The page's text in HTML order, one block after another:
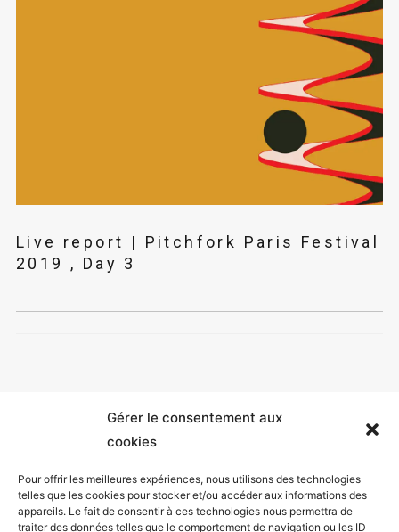
Gérer le consentement aux
cookies
Pour offrir les meilleures expériences, nous utilisons des technologies
telles que les cookies pour stocker et/ou accéder aux informations des
appareils. Le fait de consentir à ces technologies nous permettra de
traiter des données telles que le comportement de navigation ou les ID
Live report | Pitchfork Paris Festival
2019 , Day 3
Mentions légales